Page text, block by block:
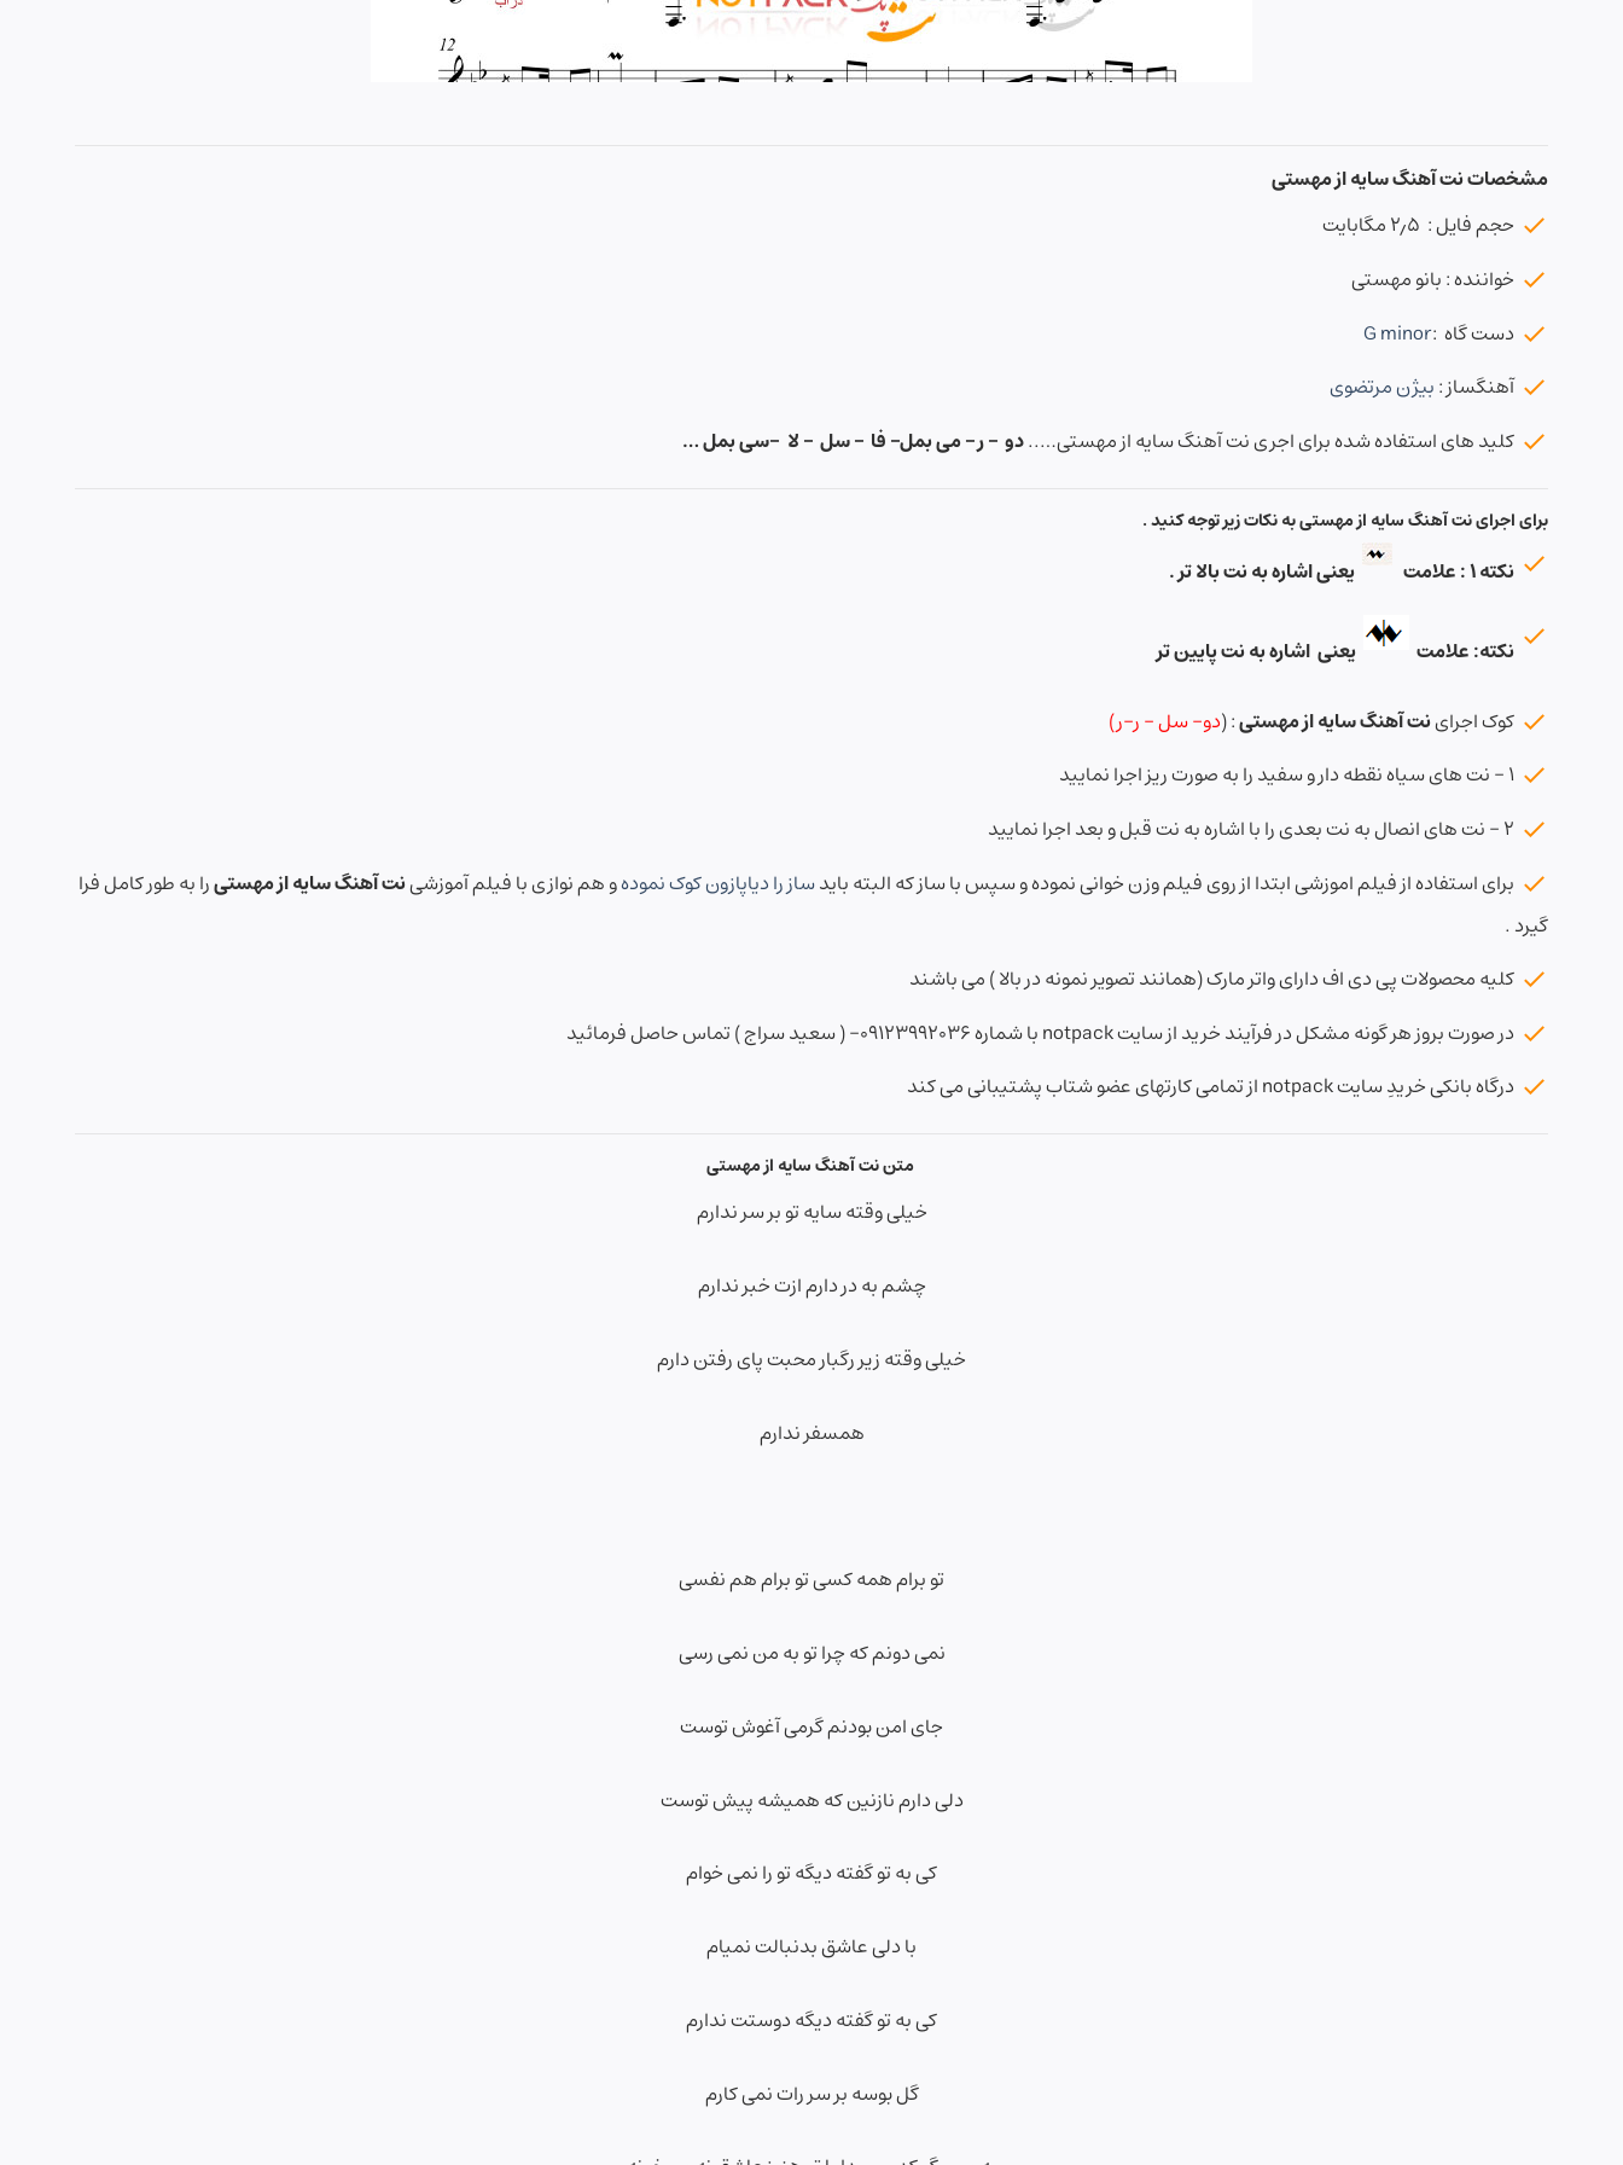
مشخصات نت آهنگ سایه از مهستی
حجم فایل : ۲٫۵ مگابایت
خواننده : بانو مهستی
دست گاه :G minor
آهنگساز :بیژن مرتضوی
کلید های استفاده شده برای اجری نت آهنگ سایه از مهستی…..دو – ر – می بمل– فا – سل – لا -سی بمل …
برای اجرای نت آهنگ سایه از مهستی به نکات زیر توجه کنید .
نکته ۱ : علامت یعنی اشاره به نت بالا تر .
نکته: علامت یعنی اشاره به نت پایین تر
کوک اجراینت آهنگ سایه از مهستی: (دو- سل – ر-ر)
۱ – نت های سیاه نقطه دار و سفید را به صورت ریز اجرا نمایید
۲ – نت های انصال به نت بعدی را با اشاره به نت قبل و بعد اجرا نمایید
برای استفاده از فیلم اموزشی ابتدا از روی فیلم وزن خوانی نموده و سپس با ساز که البته بایدساز را دیاپازون کوک نمودهو هم نوازی با فیلم آموزشینت آهنگ سایه از مهستیرا به طور کامل فرا
گیرد .
کلیه محصولات پی دی اف دارای واتر مارک (همانند تصویر نمونه در بالا ) می باشند
در صورت بروز هر گونه مشکل در فرآیند خرید از سایت notpack با شماره ۰۹۱۲۳۹۹۲۰۳۶- ( سعید سراج ) تماس حاصل فرمائید
درگاه بانکی خریدِ سایت notpack از تمامی کارتهای عضو شتاب پشتیبانی می کند
متن نت آهنگ سایه از مهستی
خیلی وقته سایه تو بر سر ندارم
چشم به در دارم ازت خبر ندارم
خیلی وقته زیر رگبار محبت پای رفتن دارم
همسفر ندارم
تو برام همه کسی تو برام هم نفسی
نمی دونم که چرا تو به من نمی رسی
جای امن بودنم گرمی آغوش توست
دلی دارم نازنین که همیشه پیش توست
کی به تو گفته دیگه تو را نمی خوام
با دلی عاشق بدنبالت نمیام
کی به تو گفته دیگه دوستت ندارم
گل بوسه بر سر رات نمی کارم